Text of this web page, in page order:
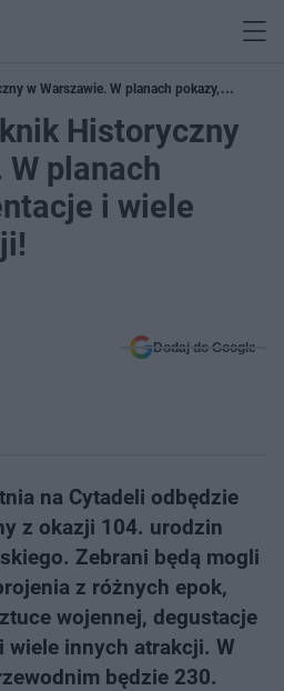
w Warszawie. W planach pokazy,
Historyczny
planach
i wiele
Dodaj do Google
na Cytadeli odbędzie
z okazji 104. urodzin
Zebrani będą mogli
z różnych epok,
wojennej, degustacje
wiele innych atrakcji. W
będzie 230.